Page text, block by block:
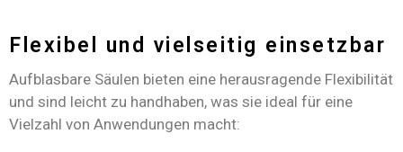
Flexibel und vielseitig einsetzbar
Aufblasbare Säulen bieten eine herausragende Flexibilität
und sind leicht zu handhaben, was sie ideal für eine
Vielzahl von Anwendungen macht: